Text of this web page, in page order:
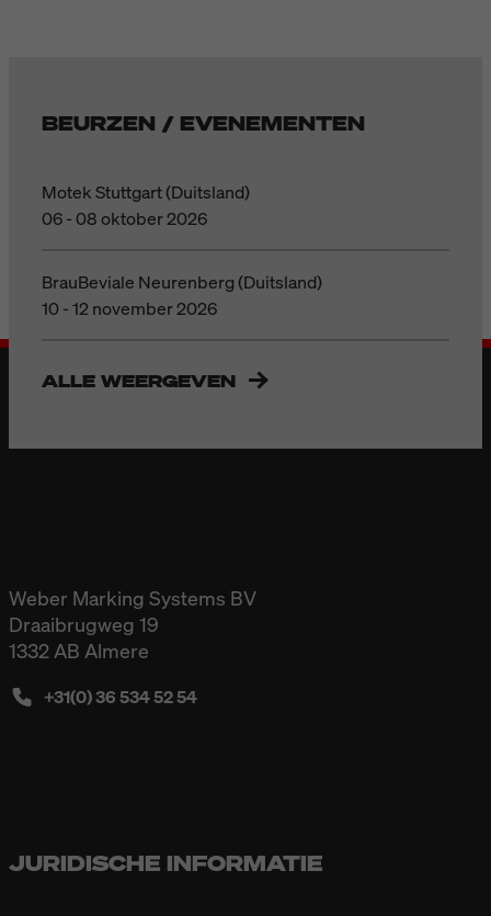
BEURZEN / EVENEMENTEN
Motek Stuttgart (Duitsland)
06 - 08 oktober 2026
BrauBeviale Neurenberg (Duitsland)
10 - 12 november 2026
ALLE WEERGEVEN
Weber Marking Systems BV
Draaibrugweg 19
1332 AB Almere
+31(0) 36 534 52 54
JURIDISCHE INFORMATIE